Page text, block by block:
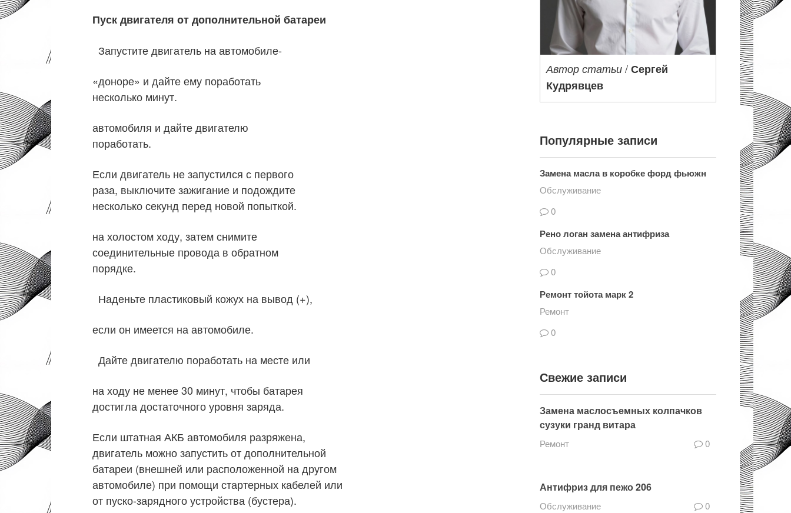
Пуск двигателя от дополнительной батареи
Запустите двигатель на автомобиле-
«доноре» и дайте ему поработать
несколько минут.
автомобиля и дайте двигателю
поработать.
Если двигатель не запустился с первого
раза, выключите зажигание и подождите
несколько секунд перед новой попыткой.
на холостом ходу, затем снимите
соединительные провода в обратном
порядке.
Наденьте пластиковый кожух на вывод (+),
если он имеется на автомобиле.
Дайте двигателю поработать на месте или
на ходу не менее 30 минут, чтобы батарея
достигла достаточного уровня заряда.
Если штатная АКБ автомобиля разряжена,
двигатель можно запустить от дополнительной
батареи (внешней или расположенной на другом
автомобиле) при помощи стартерных кабелей или
от пуско-зарядного устройства (бустера).
Автор статьи /Сергей
Кудрявцев
Популярные записи
Замена масла в коробке форд фьюжн
Обслуживание
0
Рено логан замена антифриза
Обслуживание
0
Ремонт тойота марк 2
Ремонт
0
Свежие записи
Замена маслосъемных колпачков
сузуки гранд витара
Ремонт 0
Антифриз для пежо 206
Обслуживание 0